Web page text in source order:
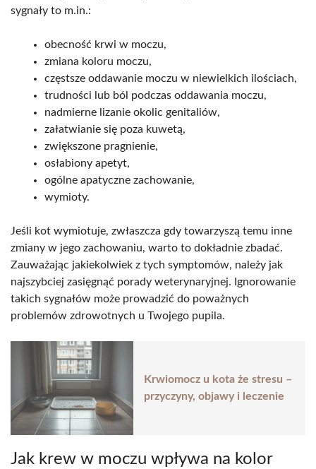
sygnały to m.in.:
obecność krwi w moczu,
zmiana koloru moczu,
częstsze oddawanie moczu w niewielkich ilościach,
trudności lub ból podczas oddawania moczu,
nadmierne lizanie okolic genitaliów,
załatwianie się poza kuwetą,
zwiększone pragnienie,
osłabiony apetyt,
ogólne apatyczne zachowanie,
wymioty.
Jeśli kot wymiotuje, zwłaszcza gdy towarzyszą temu inne
zmiany w jego zachowaniu, warto to dokładnie zbadać.
Zauważając jakiekolwiek z tych symptomów, należy jak
najszybciej zasięgnąć porady weterynaryjnej. Ignorowanie
takich sygnałów może prowadzić do poważnych
problemów zdrowotnych u Twojego pupila.
Krwiomocz u kota że stresu –
przyczyny, objawy i leczenie
Jak krew w moczu wpływa na kolor